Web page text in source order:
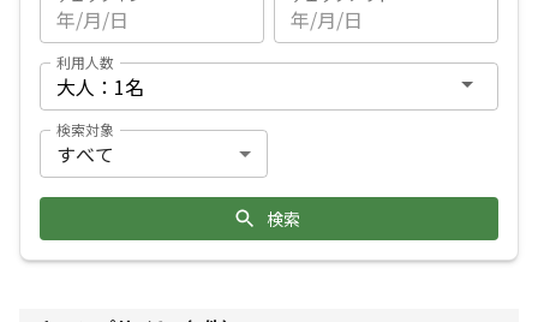
利用人数
検索対象
検索